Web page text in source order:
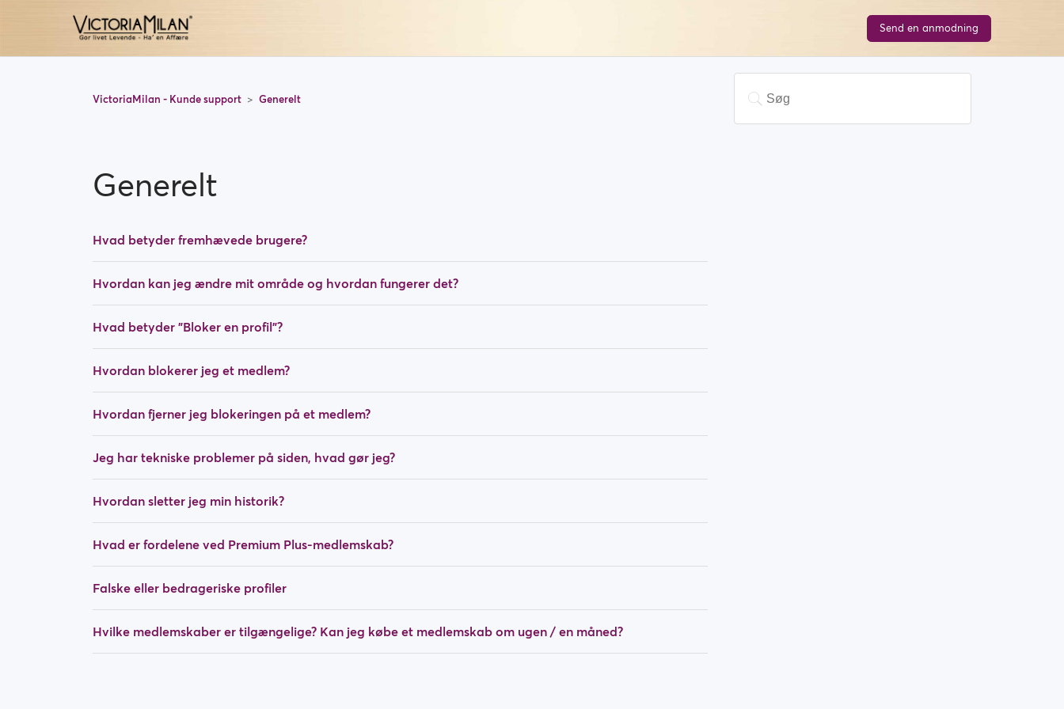
Send en anmodning
VictoriaMilan - Kunde support Generelt
Generelt
Hvad betyder fremhævede brugere?
Hvordan kan jeg ændre mit område og hvordan fungerer det?
Hvad betyder "Bloker en profil"?
Hvordan blokerer jeg et medlem?
Hvordan fjerner jeg blokeringen på et medlem?
Jeg har tekniske problemer på siden, hvad gør jeg?
Hvordan sletter jeg min historik?
Hvad er fordelene ved Premium Plus-medlemskab?
Falske eller bedrageriske profiler
Hvilke medlemskaber er tilgængelige? Kan jeg købe et medlemskab om ugen / en måned?